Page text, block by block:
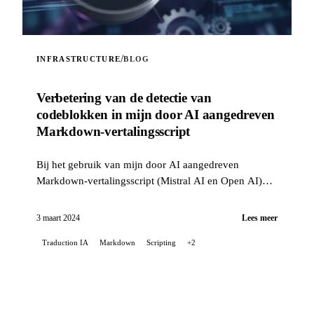
INFRASTRUCTURE/BLOG
Verbetering van de detectie van
codeblokken in mijn door AI aangedreven
Markdown-vertalingsscript
Bij het gebruik van mijn door AI aangedreven
Markdown-vertalingsscript (Mistral AI en Open AI)
op GitLab, kwam ik ...
3 maart 2024 Lees meer
Traduction IA Markdown Scripting +2